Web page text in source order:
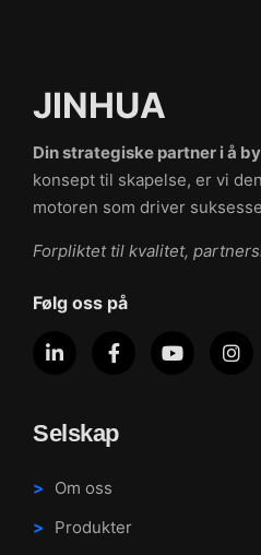
JINHUA
Din strategiske partner i å
konsept til skapelse, er vi
motoren som driver
Forpliktet til kvalitet,
Følg oss på
Selskap
Om oss
Produkter